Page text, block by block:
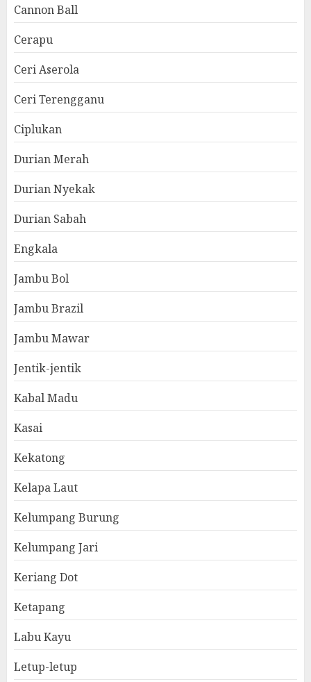
Cannon Ball
Cerapu
Ceri Aserola
Ceri Terengganu
Ciplukan
Durian Merah
Durian Nyekak
Durian Sabah
Engkala
Jambu Bol
Jambu Brazil
Jambu Mawar
Jentik-jentik
Kabal Madu
Kasai
Kekatong
Kelapa Laut
Kelumpang Burung
Kelumpang Jari
Keriang Dot
Ketapang
Labu Kayu
Letup-letup